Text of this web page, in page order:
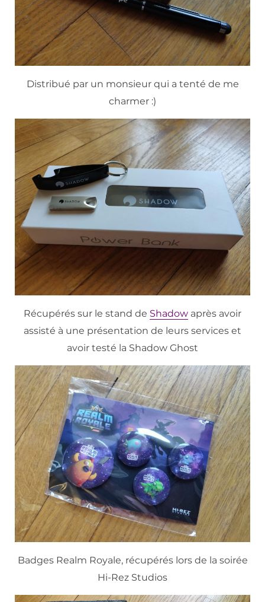
Distribué par un monsieur qui a tenté de me
charmer :)
Récupérés sur le stand de Shadow après avoir
assisté à une présentation de leurs services et
avoir testé la Shadow Ghost
Badges Realm Royale, récupérés lors de la soirée
Hi-Rez Studios